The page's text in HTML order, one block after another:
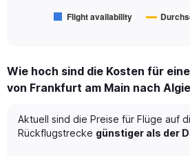
categories.
Range:
categories.
The
chart
Flight availability
Wie hoch sind die Kosten für
von Frankfurt am Main nach
Aktuell sind die Preise für Flüge auf
Rückflugstrecke günstiger als der